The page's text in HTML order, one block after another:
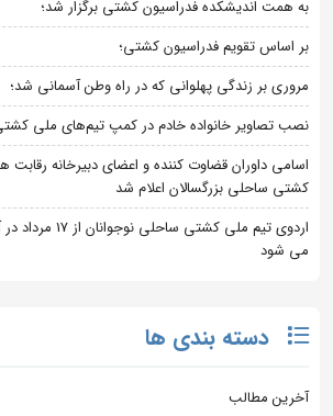
به همت اندیشکده فدراسیون کشتی برگزار شد؛
بر اساس تقویم فدراسیون کشتی؛
مروری بر زندگی پهلوانی که در راه وطن آسمانی شد؛
نصب تصاویر خانواده خادم در کمپ تیم‌های ملی
اسامی داوران قضاوت کننده و اعضای دبیرخانه رقابت
کشتی ساحلی بزرگسالان اعلام شد
اردوی تیم ملی کشتی
می شود
دسته بندی ها
آخرین مطالب